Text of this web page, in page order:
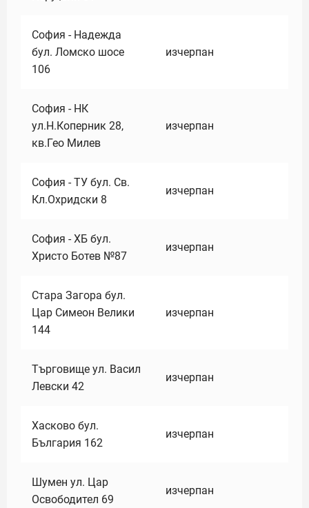
София - Надежда
бул. Ломско шосе
106
изчерпан
София - НК
ул.Н.Коперник 28,
кв.Гео Милев
изчерпан
София - ТУ бул. Св.
Кл.Охридски 8
изчерпан
София - ХБ бул.
Христо Ботев №87
изчерпан
Стара Загора бул.
Цар Симеон Велики
144
изчерпан
Търговище ул. Васил
Левски 42
изчерпан
Хасково бул.
България 162
изчерпан
Шумен ул. Цар
Освободител 69
изчерпан